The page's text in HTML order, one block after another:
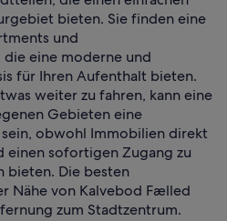
bieten. Sie finden eine
und
eine moderne und
für Ihren Aufenthalt bieten.
weiter zu fahren, kann eine
Gebieten eine
obwohl Immobilien direkt
einen sofortigen Zugang zu
bieten. Die besten
Nähe von Kalvebod Fælled
zum Stadtzentrum.